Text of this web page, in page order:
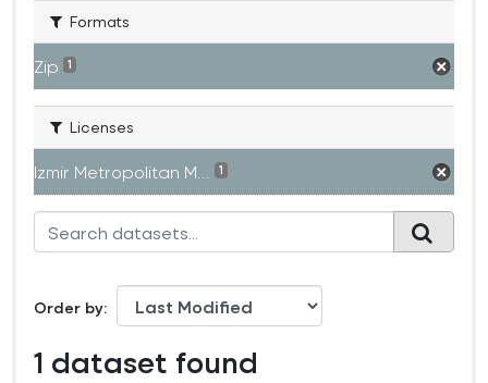
Formats
Zip 1
Licenses
Izmir Metropolitan M... 1
Order by
1 dataset found